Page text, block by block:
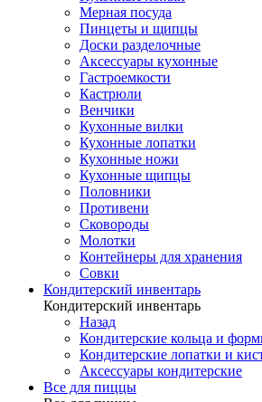
Мерная посуда
Пинцеты и щипцы
Доски разделочные
Аксессуары кухонные
Гастроемкости
Кастрюли
Венчики
Кухонные вилки
Кухонные лопатки
Кухонные ножи
Кухонные щипцы
Половники
Противени
Сковороды
Молотки
Контейнеры для хранения
Совки
Кондитерский инвентарь
Кондитерский инвентарь
Назад
Кондитерские кольца и
Кондитерские лопатки и
Аксессуары кондитерские
Все для пиццы